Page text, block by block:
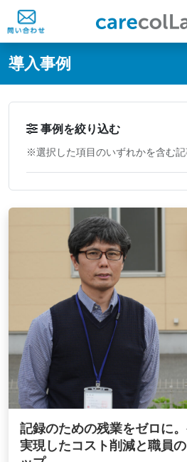
@ -0,0 +1,60 @@
導入事例
事例を絞り込む
※選択した項目のいずれかを含む記
記録のための残業をゼロに
実現したコスト削減と職員